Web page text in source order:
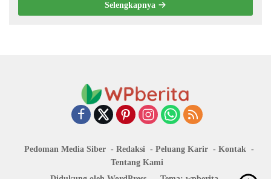
Selengkapnya
Pedoman Media Siber Redaksi Peluang Karir
Kontak
Tentang Kami